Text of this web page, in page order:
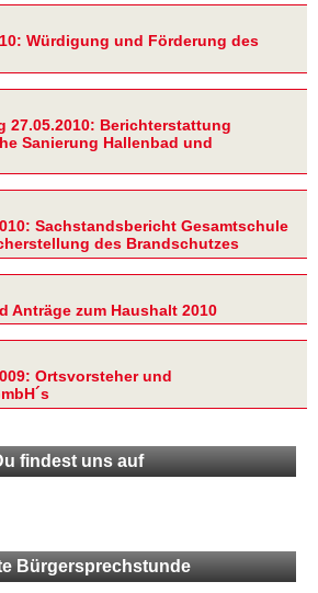
Würdigung und Förderung des
27.05.2010: Berichterstattung
Sanierung Hallenbad und
Sachstandsbericht Gesamtschule
des Brandschutzes
Anträge zum Haushalt 2010
Ortsvorsteher und
findest uns auf
Bürgersprechstunde